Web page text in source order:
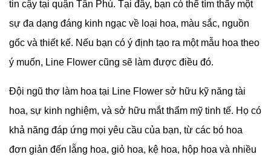
tin cậy tại quận Tân Phú. Tại đây, bạn có thể tìm thấy một
sự đa dạng đáng kinh ngạc về loại hoa, màu sắc, nguồn
gốc và thiết kế. Nếu bạn có ý định tạo ra một mẫu hoa theo
ý muốn, Line Flower cũng sẽ làm được điều đó.
Đội ngũ thợ làm hoa tại Line Flower sở hữu kỹ năng tài
hoa, sự kinh nghiệm, và sở hữu mắt thẩm mỹ tinh tế. Họ có
khả năng đáp ứng mọi yêu cầu của bạn, từ các bó hoa
đơn giản đến lẵng hoa, giỏ hoa, kệ hoa, hộp hoa và nhiều